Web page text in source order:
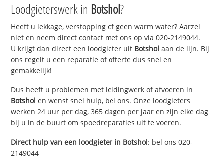
Loodgieterswerk in Botshol?
Heeft u lekkage, verstopping of geen warm water? Aarzel
niet en neem direct contact met ons op via 020-2149044.
U krijgt dan direct een loodgieter uit Botshol aan de lijn. Bij
ons regelt u een reparatie of offerte dus snel en
gemakkelijk!
Dus heeft u problemen met leidingwerk of afvoeren in
Botshol en wenst snel hulp, bel ons. Onze loodgieters
werken 24 uur per dag, 365 dagen per jaar en zijn elke dag
bij u in de buurt om spoedreparaties uit te voeren.
Direct hulp van een loodgieter in Botshol: bel ons 020-
2149044